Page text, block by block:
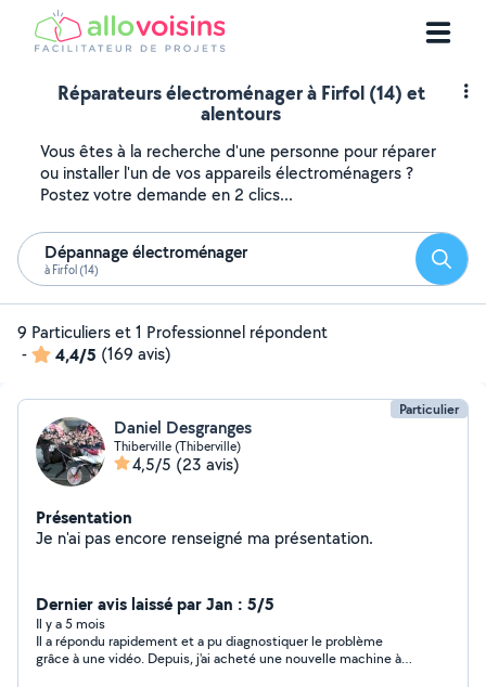
Réparateurs électroménager à Firfol (14) et
alentours
Vous êtes à la recherche d'une personne pour réparer
ou installer l'un de vos appareils électroménagers ?
Postez votre demande en 2 clics...
Dépannage électroménager
à Firfol (14)
9 Particuliers et 1 Professionnel répondent
-
4,4/5 (169 avis)
Particulier
Daniel Desgranges
Thiberville (Thiberville)
4,5/5 (23 avis)
Présentation
Je n'ai pas encore renseigné ma présentation.
Dernier avis laissé par Jan : 5/5
Il y a 5 mois
Il a répondu rapidement et a pu diagnostiquer le problème
grâce à une vidéo. Depuis, j'ai acheté une nouvelle machine à